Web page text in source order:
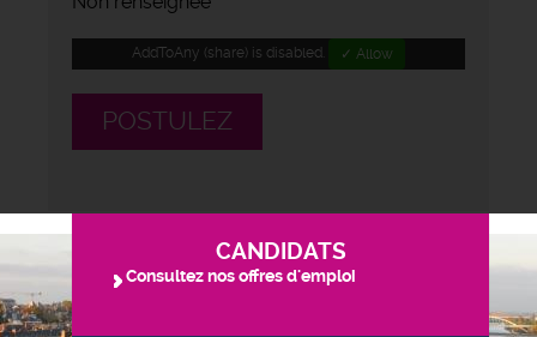
AddToAny (share) is disabled. ✓ Allow
POSTULEZ
CANDIDATS
Consultez nos offres d'emploi